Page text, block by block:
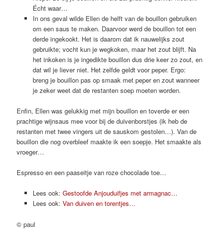
Écht waar…
In ons geval wilde Ellen de helft van de bouillon gebruiken
om een saus te maken. Daarvoor werd de bouillon tot een
derde ingekookt. Het is daarom dat ik nauwelijks zout
gebruikte; vocht kun je wegkoken, maar het zout blijft. Na
het inkoken is je ingedikte bouillon dus drie keer zo zout, en
dat wil je liever niet. Het zelfde geldt voor peper. Ergo:
breng je bouillon pas op smaak met peper en zout wanneer
je zeker weet dat de restanten soep moeten worden.
Enfin, Ellen was gelukkig met mijn bouillon en toverde er een
prachtige wijnsaus mee voor bij de duivenborstjes (ik heb de
restanten met twee vingers uit de sauskom gestolen…). Van de
bouillon die nog overbleef maakte ik een soepje. Het smaakte als
vroeger…
Espresso en een paaseitje van roze chocolade toe…
Lees ook: Gestoofde Anjouduifjes met armagnac…
Lees ook: Van duiven en torentjes…
© paul